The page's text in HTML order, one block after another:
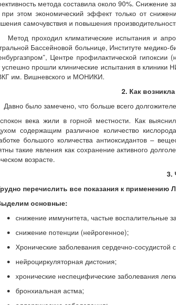
метода составила около 90%. Снижение
при этом экономический эффект только от
самочувствия и повышения
Метод проходил климатические испытания и
Бассейновой больнице, Институте
Центре профилактической
успешно прошли клинические испытания в
им. Вишневского и МОНИКИ.
2. Как
Давно было замечено, что больше всего
века жили в горной местности. Как
содержащим различное количество
большого количества антиоксидантов –
такие явления как сохранение активного
возрасте.
3.
перечислить все показания к применению
основные:
снижение иммунитета, частые воспалительные
снижение потенции (нейрогенное);
Хронические заболевания сердечно-
нейроциркуляторная дистония;
хронические неспецифические заболевания
бронхиальная астма;